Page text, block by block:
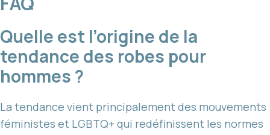
Quelle est l’origine de la
tendance des robes pour
hommes ?
La tendance vient principalement des mouvements
féministes et LGBTQ+ qui redéfinissent les normes